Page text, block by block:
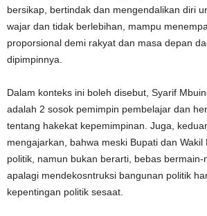
bersikap, bertindak dan mengendalikan diri
wajar dan tidak berlebihan, mampu
proporsional demi rakyat dan masa depan
dipimpinnya.
Dalam konteks ini boleh disebut, Syarif
adalah 2 sosok pemimpin pembelajar dan
tentang hakekat kepemimpinan. Juga,
mengajarkan, bahwa meski Bupati dan Wakil
politik, namun bukan berarti, bebas bermain-
apalagi mendekosntruksi bangunan politik
kepentingan politik sesaat.